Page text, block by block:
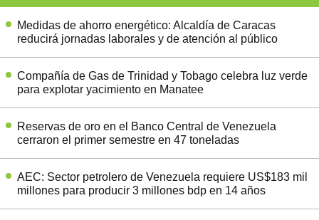
Medidas de ahorro energético: Alcaldía de Caracas
reducirá jornadas laborales y de atención al público
Compañía de Gas de Trinidad y Tobago celebra luz verde
para explotar yacimiento en Manatee
Reservas de oro en el Banco Central de Venezuela
cerraron el primer semestre en 47 toneladas
AEC: Sector petrolero de Venezuela requiere US$183 mil
millones para producir 3 millones bdp en 14 años